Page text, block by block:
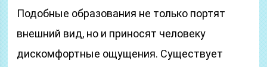
Подобные образования не только портят
внешний вид, но и приносят человеку
дискомфортные ощущения. Существует